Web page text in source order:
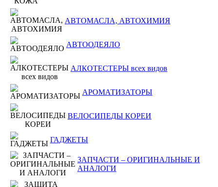
АВТОМАСЛА, АВТОХИМИЯ
АВТООДЕЯЛО
АЛКОТЕСТЕРЫ всех видов
АРОМАТИЗАТОРЫ
ВЕЛОСИПЕДЫ КОРЕИ
ГАДЖЕТЫ
ЗАПЧАСТИ – ОРИГИНАЛЬНЫЕ И
АНАЛОГИ